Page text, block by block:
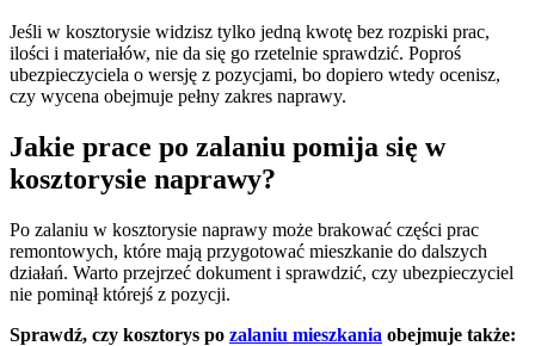
Jeśli w kosztorysie widzisz tylko jedną kwotę bez rozpiski prac,
ilości i materiałów, nie da się go rzetelnie sprawdzić. Poproś
ubezpieczyciela o wersję z pozycjami, bo dopiero wtedy ocenisz,
czy wycena obejmuje pełny zakres naprawy.
Jakie prace po zalaniu pomija się w
kosztorysie naprawy?
Po zalaniu w kosztorysie naprawy może brakować części prac
remontowych, które mają przygotować mieszkanie do dalszych
działań. Warto przejrzeć dokument i sprawdzić, czy ubezpieczyciel
nie pominął którejś z pozycji.
Sprawdź, czy kosztorys po zalaniu mieszkania obejmuje także: